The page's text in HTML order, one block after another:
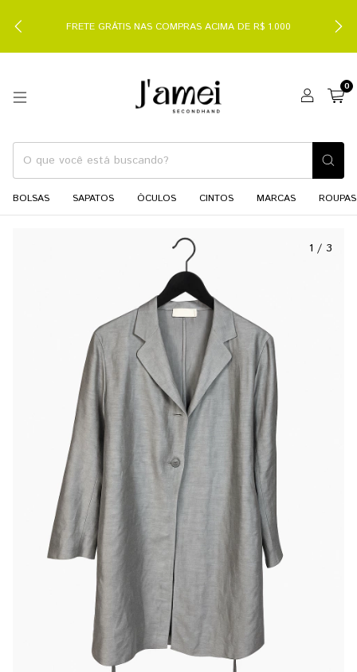
FRETE GRÁTIS NAS COMPRAS ACIMA DE R$ 1.000
0
BOLSAS SAPATOS ÓCULOS CINTOS MARCAS ROUPAS
1 / 3